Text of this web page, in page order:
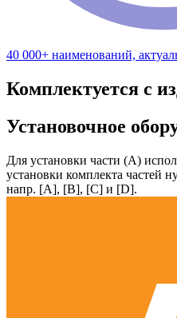
40 000+ наименований,
Комплектуется с
Установочное
Для установки части (А)
установки комплекта частей
напр. [А], [B], [С] и [D].